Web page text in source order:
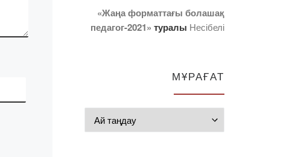
«Жаңа форматтағы болашақ
педагог-2021» туралы Несібелі
МҰРАҒАТ